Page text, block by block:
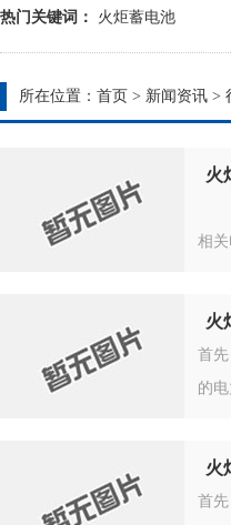
热门关键词： 火炬蓄电池
所在位置： 首页 > 新闻资讯 >
火
火
相
火
首
的
火
首